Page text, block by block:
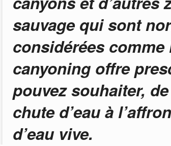
sauvage qui sont
considérées
canyoning offre
pouvez souhaiter,
chute d’eau à
d’eau vive.